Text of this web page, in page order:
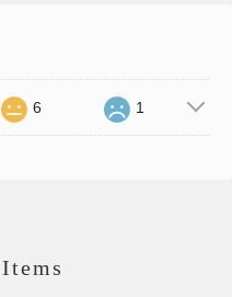
6 1